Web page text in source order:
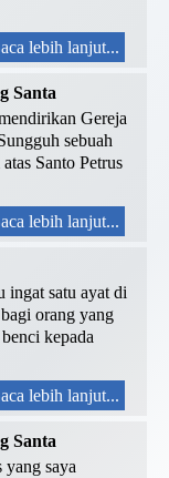
lebih lanjut...
Santa
Gereja
sebuah
Santo Petrus
lebih lanjut...
ingat satu ayat di
orang yang
kepada
lebih lanjut...
Santa
yang saya